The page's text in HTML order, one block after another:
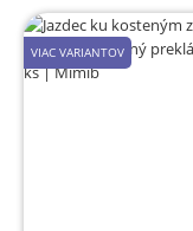
VIAC VARIANTOV